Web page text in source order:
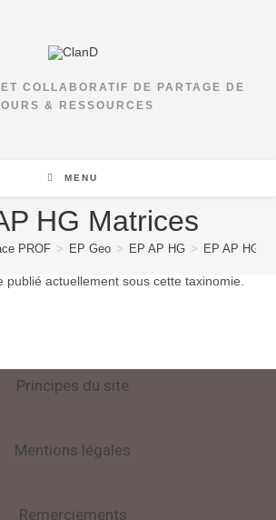
COLLABORATIF DE PARTAGE DE
& RESSOURCES
MENU
HG Matrices
PROF > EP Geo > EP AP HG > EP AP HG
publié actuellement sous cette taxinomie.
Principes du site
Mentions légales
Remerciements